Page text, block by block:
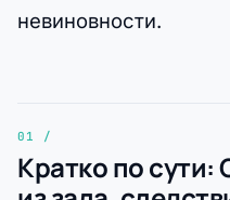
невиновности.
Кратко по сути: